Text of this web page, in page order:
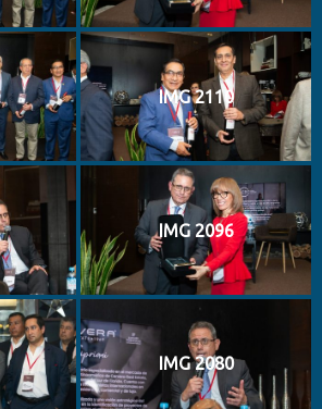
IMG 2110
IMG 2096
IMG 2080